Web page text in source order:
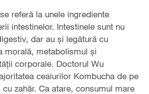
referă la unele ingrediente
intestinelor. Intestinele sunt nu
dar au și legătură cu
morală, metabolismul și
corporale. Doctorul Wu
ceaiurilor Kombucha de pe
zahăr. Ca atare, consumul mare